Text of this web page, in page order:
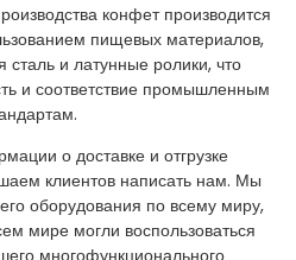
конфет производится
пищевых материалов,
и латунные ролики, что
и соответствие промышленным
о доставке и отгрузке
клиентов написать нам. Мы
оборудования по всему миру,
мире могли воспользоваться
многофункционального